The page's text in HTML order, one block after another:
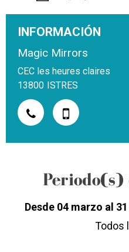
INFORMACIÓN
Magic Mirrors
CEC les heures claires
13800 ISTRES
Desde 04 marzo al
Todos